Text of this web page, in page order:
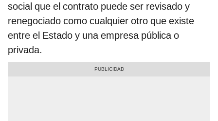
social que el contrato puede ser revisado y
renegociado como cualquier otro que existe
entre el Estado y una empresa pública o
privada.